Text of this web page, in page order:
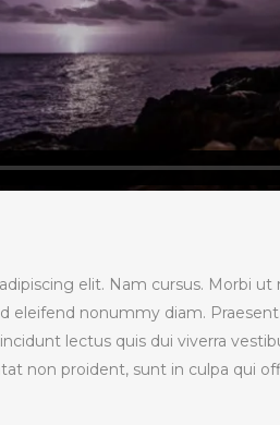
elit. Nam cursus. Morbi ut
eleifend nonummy diam.
lectus quis dui viverra
non proident, sunt in culpa qui